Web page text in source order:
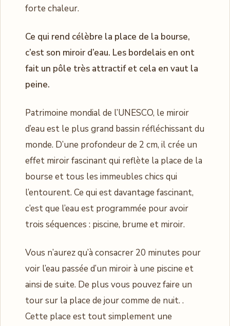
forte chaleur.
Ce qui rend célèbre la place de la bourse,
c’est son miroir d’eau. Les bordelais en ont
fait un pôle très attractif et cela en vaut la
peine.
Patrimoine mondial de l’UNESCO, le miroir
d’eau est le plus grand bassin réfléchissant du
monde. D’une profondeur de 2 cm, il crée un
effet miroir fascinant qui reflète la place de la
bourse et tous les immeubles chics qui
l’entourent. Ce qui est davantage fascinant,
c’est que l’eau est programmée pour avoir
trois séquences : piscine, brume et miroir.
Vous n’aurez qu’à consacrer 20 minutes pour
voir l’eau passée d’un miroir à une piscine et
ainsi de suite. De plus vous pouvez faire un
tour sur la place de jour comme de nuit. .
Cette place est tout simplement une